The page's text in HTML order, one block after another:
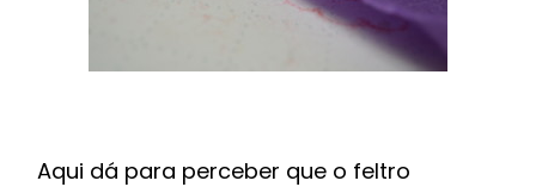
Aqui dá para perceber que o feltro